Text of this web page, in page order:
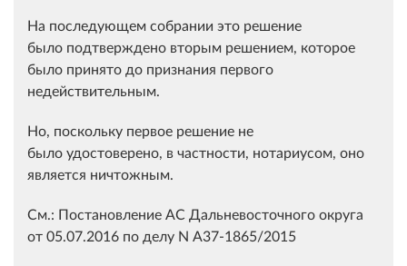
На последующем собрании это решение
было подтверждено вторым решением, которое
было принято до признания первого
недействительным.
Но, поскольку первое решение не
было удостоверено, в частности, нотариусом, оно
является ничтожным.
См.: Постановление АС Дальневосточного округа
от 05.07.2016 по делу N А37-1865/2015